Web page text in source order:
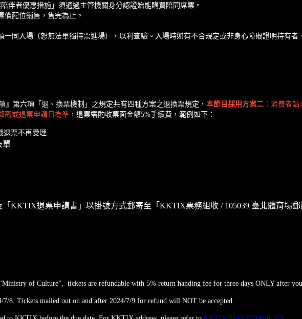
伴者優惠措施」須通過主管機關身分認證始能購買陪同席票。
配位銷售，售完為止。
同入場（恕無法單獨持票進場），以利查驗。入場時如有不合規定或非身心障礙證明持有者
第六項「退、換票機制」之規定共有四種方案之退換票規定， 本節目採用方案二 ：消費者
戳或退票申請日為準 ，退票需酌收票面金額5%手續費，範例如下：
退票不再受理
單
KKTIX退票申請書」以掛號方式郵寄至「KKTIX票務組收 / 105039 臺北體育場郵
of Culture”, tickets are refundable with 5% return handing fee for three days ONLY after
8. Tickets mailed out on and after 2024/7/9 for refund will NOT be accepted.